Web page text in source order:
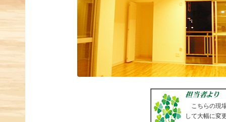
こちらの現
して大幅に変